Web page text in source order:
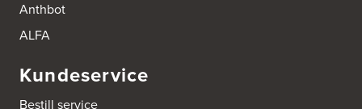
Anthbot
ALFA
Kundeservice
Bestill service